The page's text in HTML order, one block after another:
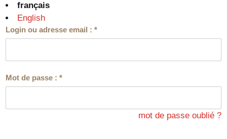
français
English
Login ou adresse email :*
Mot de passe :*
mot de passe oublié ?